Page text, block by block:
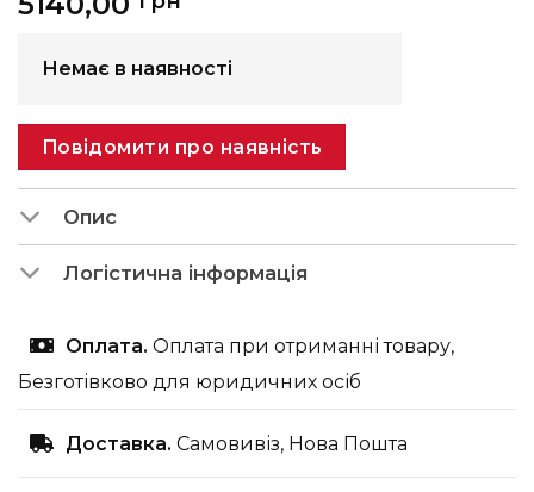
Немає в наявності
Повідомити про наявність
Опис
Логістична інформація
Оплата. Оплата при отриманні товару,
Безготівково для юридичних осіб
Доставка. Самовивіз, Нова Пошта